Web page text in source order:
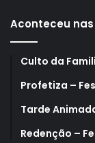
Aconteceu nas
Culto da
Profetiza –
Tarde
Redenção –